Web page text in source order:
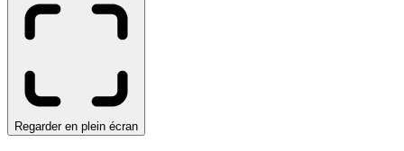
Regarder en plein écran